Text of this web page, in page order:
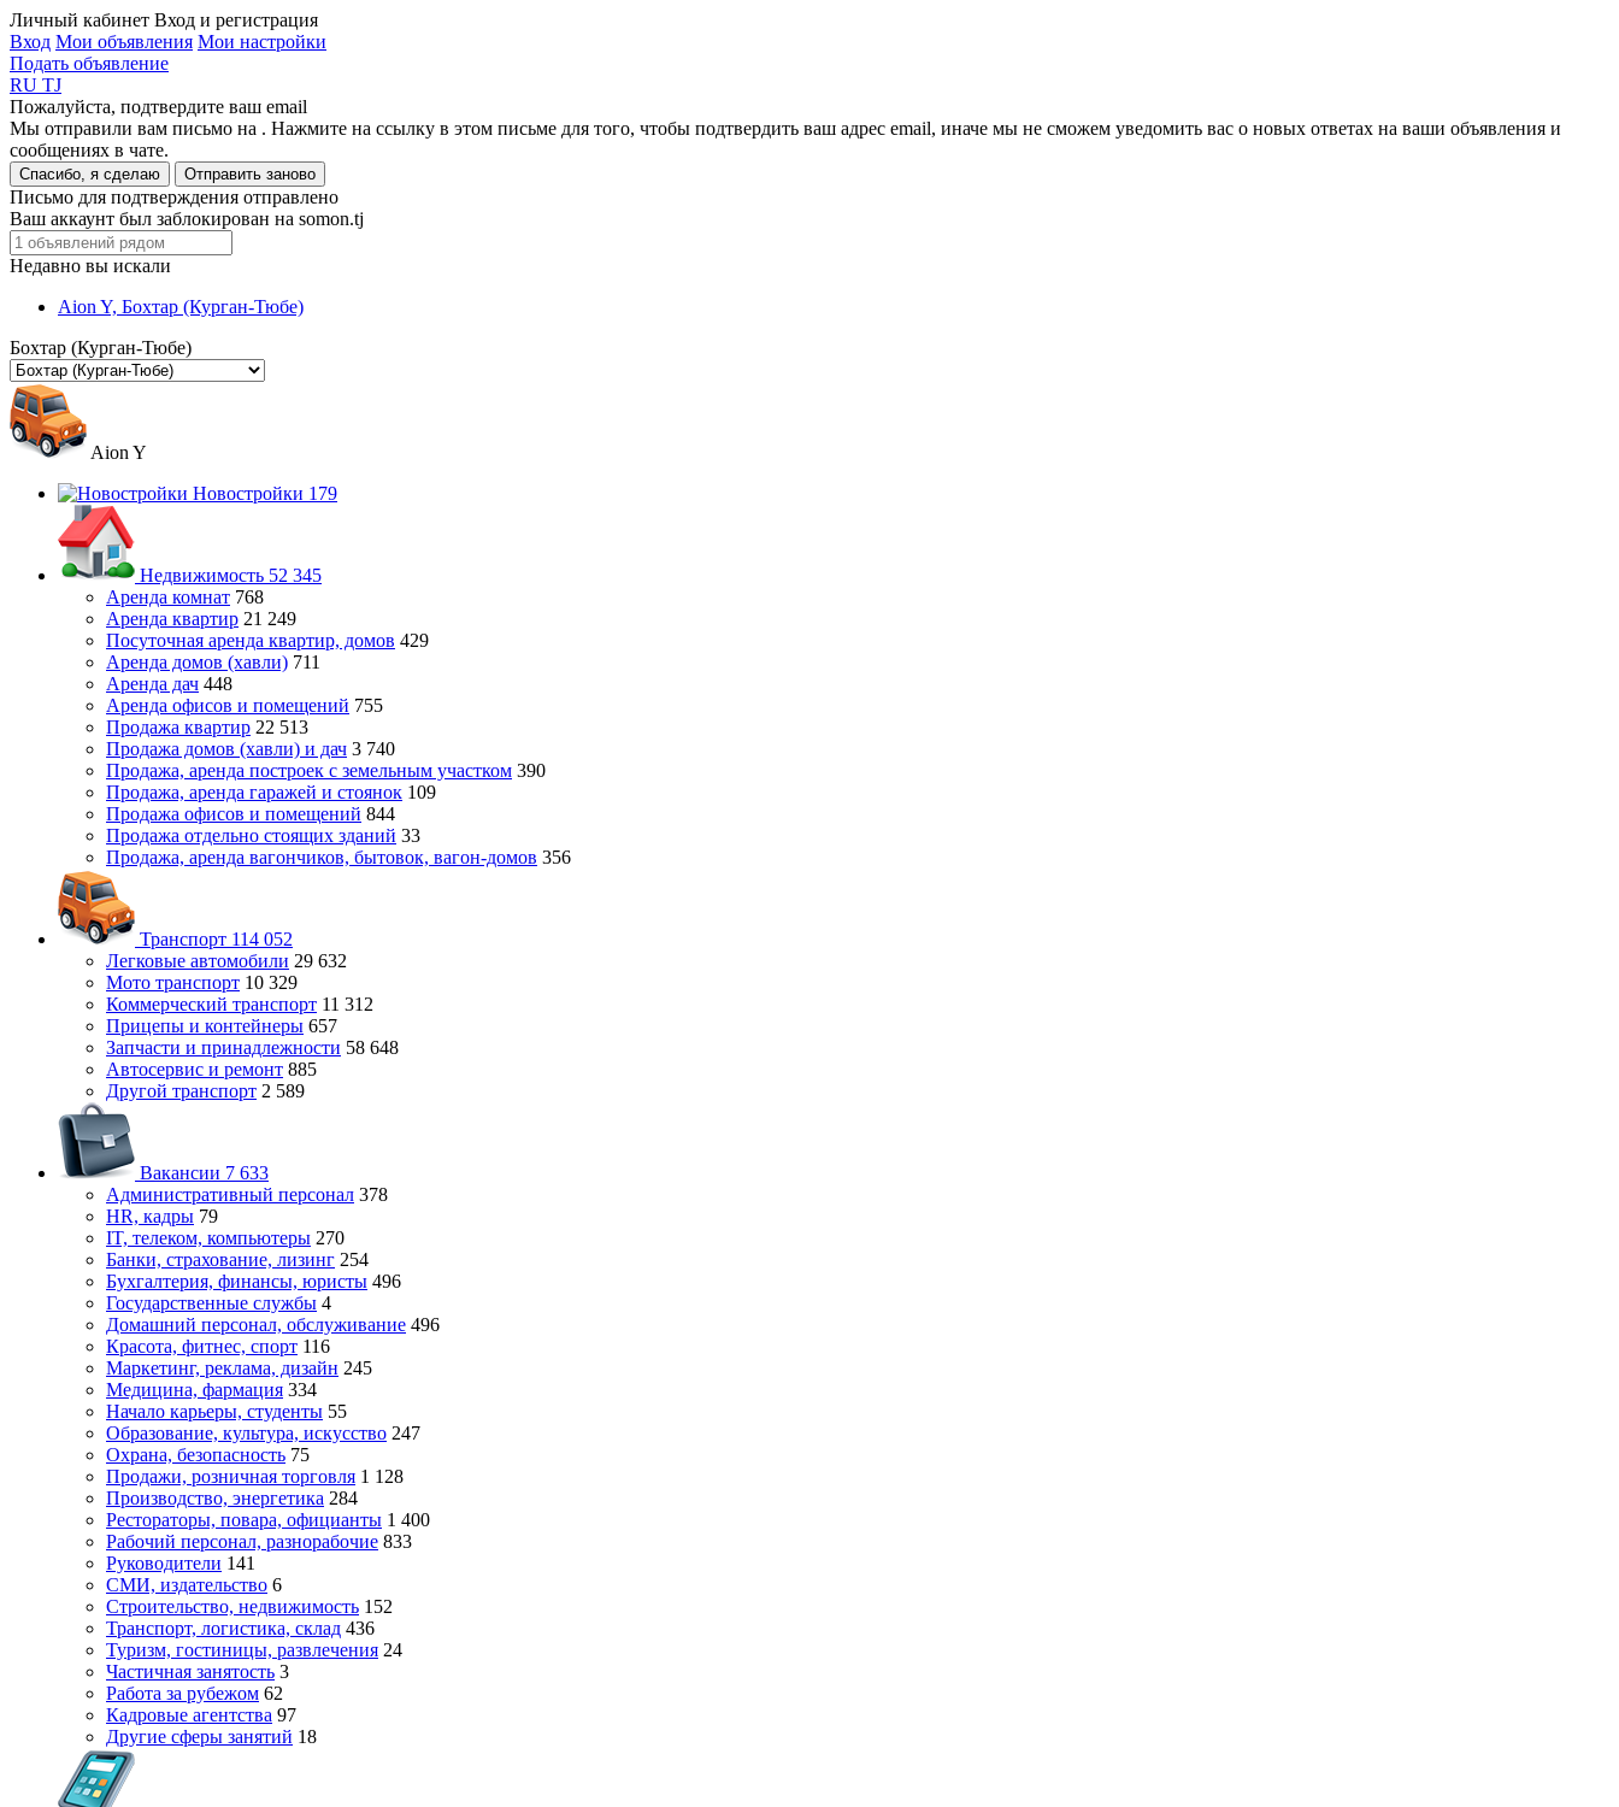
Личный кабинет Вход и регистрация
Вход Мои объявления Мои настройки
Подать объявление
RU TJ
Пожалуйста, подтвердите ваш email
Мы отправили вам письмо на . Нажмите на ссылку в этом письме для того, чтобы подтвердить ваш адрес email, иначе мы не сможем уведомить вас о новых ответах на ваши объявления и
сообщениях в чате.
Спасибо, я сделаю Отправить заново
Письмо для подтверждения отправлено
Ваш аккаунт был заблокирован на somon.tj
Недавно вы искали
Aion Y, Бохтар (Курган-Тюбе)
Бохтар (Курган-Тюбе)
Aion Y
Новостройки 179
Недвижимость 52 345
Аренда комнат 768
Аренда квартир 21 249
Посуточная аренда квартир, домов 429
Аренда домов (хавли) 711
Аренда дач 448
Аренда офисов и помещений 755
Продажа квартир 22 513
Продажа домов (хавли) и дач 3 740
Продажа, аренда построек с земельным участком 390
Продажа, аренда гаражей и стоянок 109
Продажа офисов и помещений 844
Продажа отдельно стоящих зданий 33
Продажа, аренда вагончиков, бытовок, вагон-домов 356
Транспорт 114 052
Легковые автомобили 29 632
Мото транспорт 10 329
Коммерческий транспорт 11 312
Прицепы и контейнеры 657
Запчасти и принадлежности 58 648
Автосервис и ремонт 885
Другой транспорт 2 589
Вакансии 7 633
Административный персонал 378
HR, кадры 79
IT, телеком, компьютеры 270
Банки, страхование, лизинг 254
Бухгалтерия, финансы, юристы 496
Государственные службы 4
Домашний персонал, обслуживание 496
Красота, фитнес, спорт 116
Маркетинг, реклама, дизайн 245
Медицина, фармация 334
Начало карьеры, студенты 55
Образование, культура, искусство 247
Охрана, безопасность 75
Продажи, розничная торговля 1 128
Производство, энергетика 284
Рестораторы, повара, официанты 1 400
Рабочий персонал, разнорабочие 833
Руководители 141
СМИ, издательство 6
Строительство, недвижимость 152
Транспорт, логистика, склад 436
Туризм, гостиницы, развлечения 24
Частичная занятость 3
Работа за рубежом 62
Кадровые агентства 97
Другие сферы занятий 18